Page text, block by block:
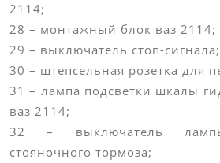
2114;
28 – монтажный блок ваз 2114;
29 – выключатель стоп-сигнала;
30 – штепсельная розетка для
31 – лампа подсветки шкалы
ваз 2114;
32 – выключатель лампы
стояночного тормоза;